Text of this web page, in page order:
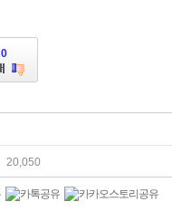
0
20,050